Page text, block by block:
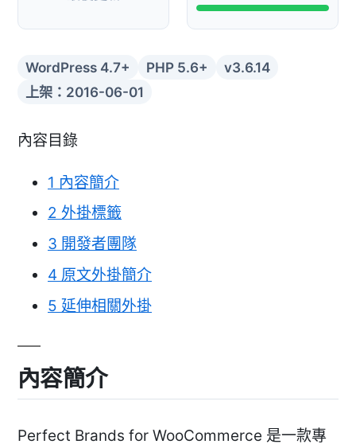
WordPress 4.7+ PHP 5.6+
v3.6.14
上架：2016-06-01
內容目錄
1 內容簡介
2 外掛標籤
3 開發者團隊
4 原文外掛簡介
5 延伸相關外掛
內容簡介
Perfect Brands for WooCommerce 是一款專